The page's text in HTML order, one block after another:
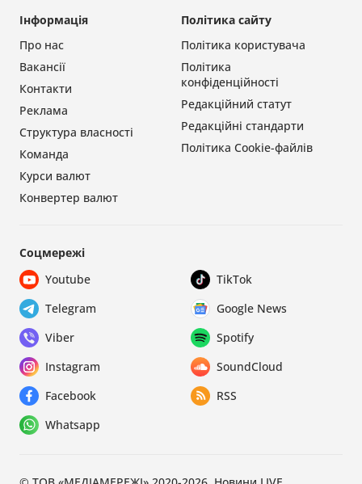
Політика сайту
Політика користувача
Політика
конфіденційності
Редакційний статут
Редакційні стандарти
Політика Cookie-файлів
Інформація
Про нас
Вакансії
Контакти
Реклама
Структура власності
Команда
Курси валют
Конвертер валют
Соцмережі
Youtube
TikTok
Telegram
Google News
Viber
Spotify
Instagram
SoundCloud
Facebook
RSS
Whatsapp